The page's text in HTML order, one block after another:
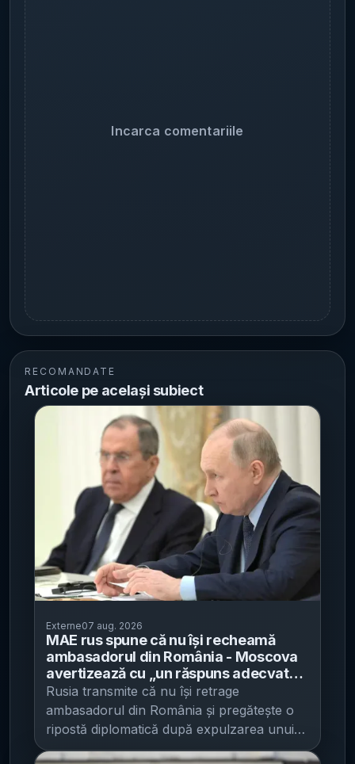
Incarca comentariile
RECOMANDATE
Articole pe același subiect
Externe07 aug. 2026
MAE rus spune că nu își recheamă
ambasadorul din România - Moscova
avertizează cu „un răspuns adecvat”
după expulzarea unui diplomat rus
Rusia transmite că nu își retrage
ambasadorul din România și pregătește o
ripostă diplomatică după expulzarea unui
diplomat rus de către București, potrivit